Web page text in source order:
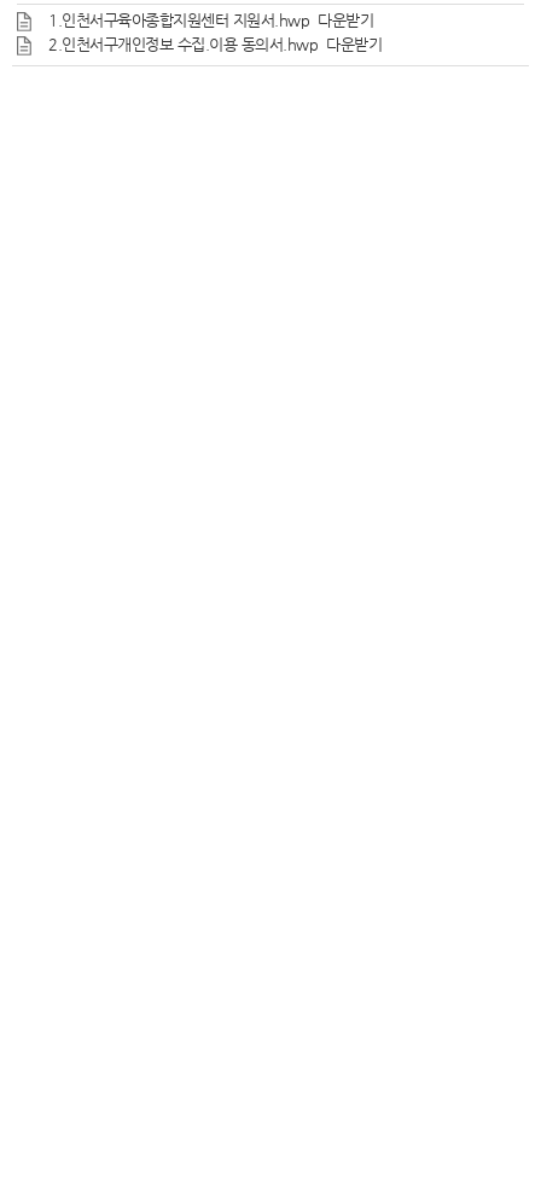
1.인천서구육아종합지원센터 지원서.hwp 다운받기
2.인천서구개인정보 수집.이용 동의서.hwp 다운받기